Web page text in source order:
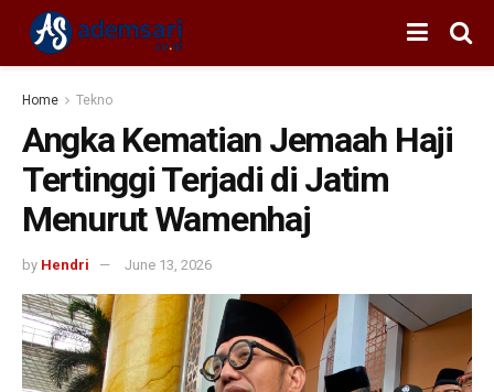
Home Tekno
Angka Kematian Jemaah Haji
Tertinggi Terjadi di Jatim
Menurut Wamenhaj
by Hendri June 13, 2026